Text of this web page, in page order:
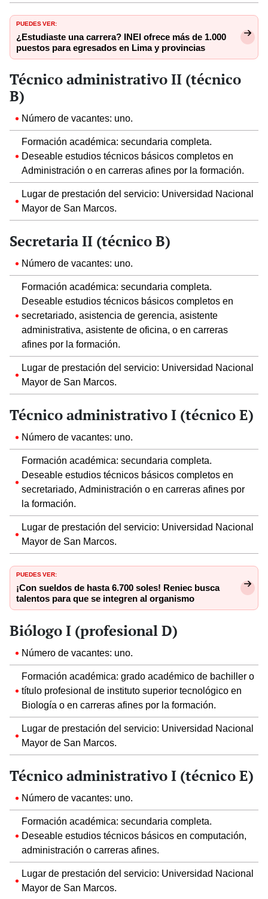
PUEDES VER:
¿Estudiaste una carrera? INEI ofrece más de 1.000
puestos para egresados en Lima y provincias
Técnico administrativo II (técnico
B)
Número de vacantes: uno.
Formación académica: secundaria completa.
Deseable estudios técnicos básicos completos en
Administración o en carreras afines por la formación.
Lugar de prestación del servicio: Universidad Nacional
Mayor de San Marcos.
Secretaria II (técnico B)
Número de vacantes: uno.
Formación académica: secundaria completa.
Deseable estudios técnicos básicos completos en
secretariado, asistencia de gerencia, asistente
administrativa, asistente de oficina, o en carreras
afines por la formación.
Lugar de prestación del servicio: Universidad Nacional
Mayor de San Marcos.
Técnico administrativo I (técnico E)
Número de vacantes: uno.
Formación académica: secundaria completa.
Deseable estudios técnicos básicos completos en
secretariado, Administración o en carreras afines por
la formación.
Lugar de prestación del servicio: Universidad Nacional
Mayor de San Marcos.
PUEDES VER:
¡Con sueldos de hasta 6.700 soles! Reniec busca
talentos para que se integren al organismo
Biólogo I (profesional D)
Número de vacantes: uno.
Formación académica: grado académico de bachiller o
título profesional de instituto superior tecnológico en
Biología o en carreras afines por la formación.
Lugar de prestación del servicio: Universidad Nacional
Mayor de San Marcos.
Técnico administrativo I (técnico E)
Número de vacantes: uno.
Formación académica: secundaria completa.
Deseable estudios técnicos básicos en computación,
administración o carreras afines.
Lugar de prestación del servicio: Universidad Nacional
Mayor de San Marcos.